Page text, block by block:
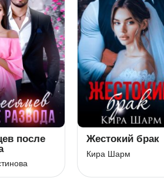
после
Жестокий брак
Кира Шарм